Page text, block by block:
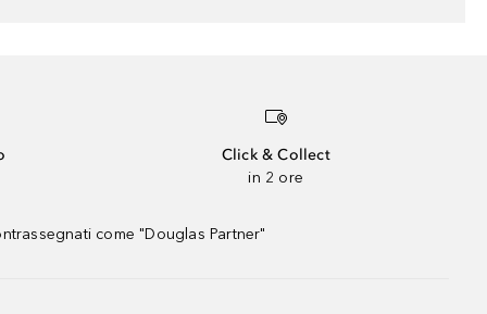
Click & Collect
in 2 ore
come "Douglas Partner"